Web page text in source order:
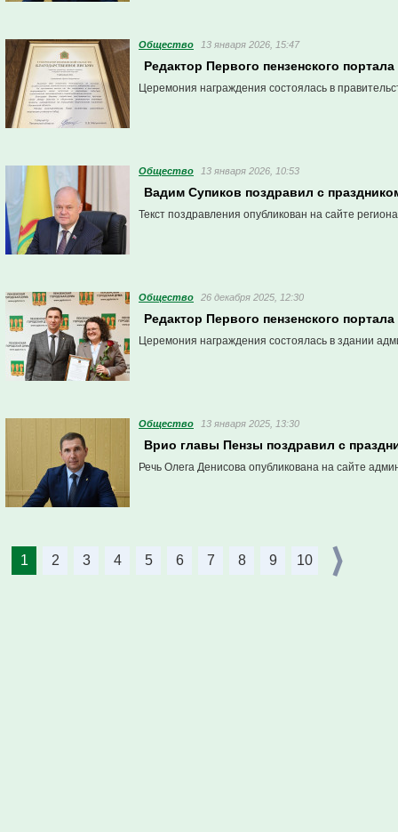
Общество 13 января 2026, 15:47
Редактор Первого пензенского
Церемония награждения состоялась в
Общество 13 января 2026, 10:53
Вадим Супиков поздравил с
Текст поздравления опубликован на сайте
Общество 26 декабря 2025, 12:30
Редактор Первого пензенского
Церемония награждения состоялась в здании
Общество 13 января 2025, 13:30
Врио главы Пензы поздравил с
Речь Олега Денисова опубликована на сайте
1 2 3 4 5 6 7 8 9 10